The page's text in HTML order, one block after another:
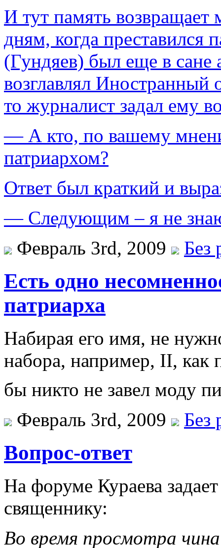
И тут память возвращает
дням, когда
(Гундяев) был еще в сане
возглавлял Иностранный
то журналист задал ему
— А кто, по вашему
патриархом?
Ответ был краткий и
— Следующим – я не
Февраль 3rd, 2009
Без
Есть одно
патриарха
Набирая его имя, не
набора, например, II, как
бы никто не завел моду
Февраль 3rd, 2009
Без
Вопрос-ответ
На форуме Кураева
священнику:
Во время просмотра